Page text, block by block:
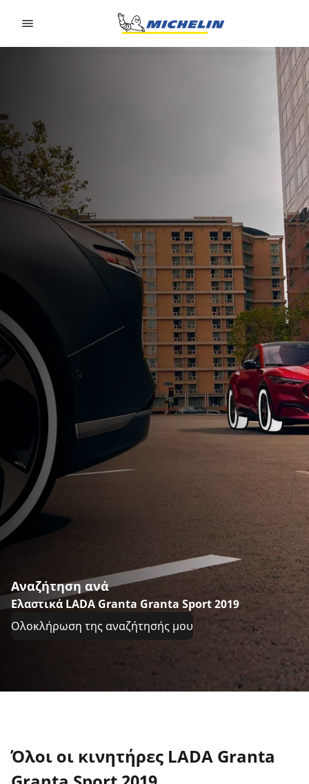
Αναζήτηση ανά
Ελαστικά LADA Granta Granta Sport 2019
Ολοκλήρωση της αναζήτησής μου
Όλοι οι κινητήρες LADA Granta